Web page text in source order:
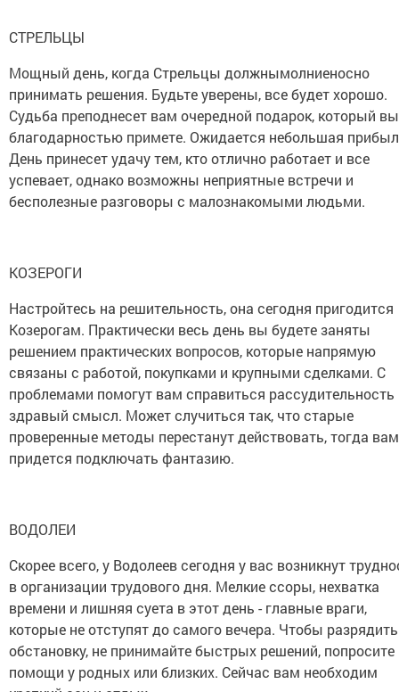
СТРЕЛЬЦЫ
Мощный день, когда Стрельцы должнымолниеносно
принимать решения. Будьте уверены, все будет хорошо.
Судьба преподнесет вам очередной подарок, который
благодарностью примете. Ожидается небольшая
День принесет удачу тем, кто отлично работает и все
успевает, однако возможны неприятные встречи и
бесполезные разговоры с малознакомыми людьми.
КОЗЕРОГИ
Настройтесь на решительность, она сегодня пригодится
Козерогам. Практически весь день вы будете заняты
решением практических вопросов, которые напрямую
связаны с работой, покупками и крупными сделками. С
проблемами помогут вам справиться рассудительность
здравый смысл. Может случиться так, что старые
проверенные методы перестанут действовать, тогда вам
придется подключать фантазию.
ВОДОЛЕИ
Скорее всего, у Водолеев сегодня у вас возникнут
в организации трудового дня. Мелкие ссоры, нехватка
времени и лишняя суета в этот день - главные враги,
которые не отступят до самого вечера. Чтобы разрядить
обстановку, не принимайте быстрых решений, попросите
помощи у родных или близких. Сейчас вам необходим